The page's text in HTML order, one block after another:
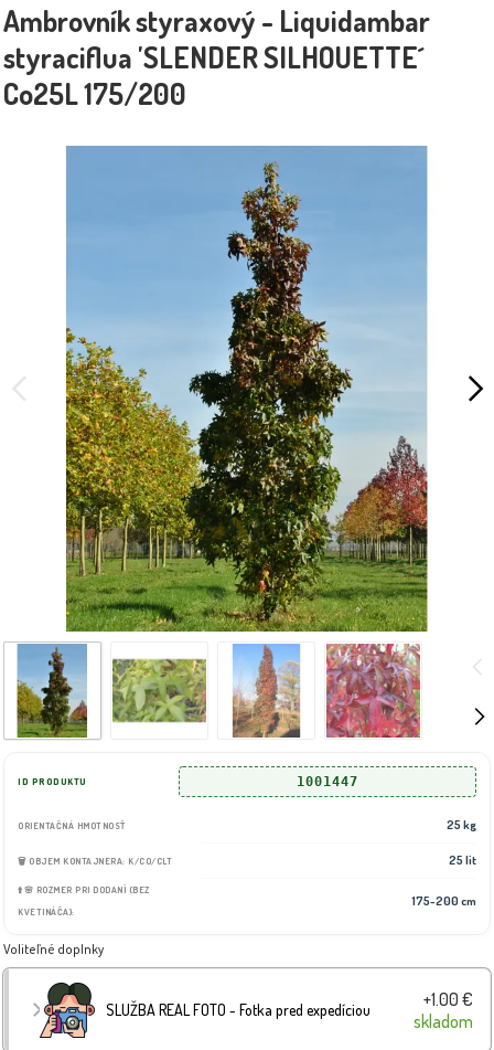
Ambrovník styraxový - Liquidambar
styraciflua 'SLENDER SILHOUETTE´
Co25L 175/200
ID PRODUKTU 1001447
ORIENTAČNÁ HMOTNOSŤ 25 kg
🗑️ OBJEM KONTAJNERA: K/CO/CLT 25 lit
⬆️🌸 ROZMER PRI DODANÍ (BEZ
KVETINÁČA):
175-200 cm
Voliteľné doplnky
SLUŽBA REAL FOTO - Fotka pred expedíciou
+1.00 €
skladom